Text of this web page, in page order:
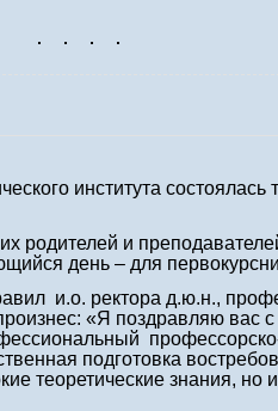
института состоялась
родителей и
день – для
и.о. ректора д.ю.н.,
«Я поздравляю вас
подготовка
теоретические знания,